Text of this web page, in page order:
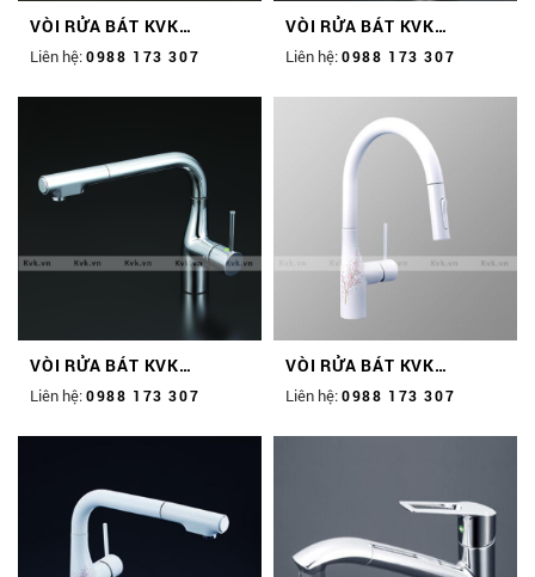
VÒI RỬA BÁT KVK
KM5021T
Liên hệ:0988 173 307
VÒI RỬA BÁT KVK
KM6061EC
Liên hệ:0988 173 307
VÒI RỬA BÁT KVK
KM6101EC
Liên hệ:0988 173 307
VÒI RỬA BÁT KVK
KM6061ECM4K1
Liên hệ:0988 173 307